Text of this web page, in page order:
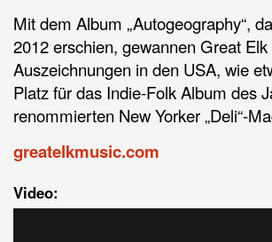
Mit dem Album „Autogeography“,
2012 erschien, gewannen Great
Auszeichnungen in den USA, wie
Platz für das Indie-Folk Album des
renommierten New Yorker „Deli“-
greatelkmusic.com
Video: